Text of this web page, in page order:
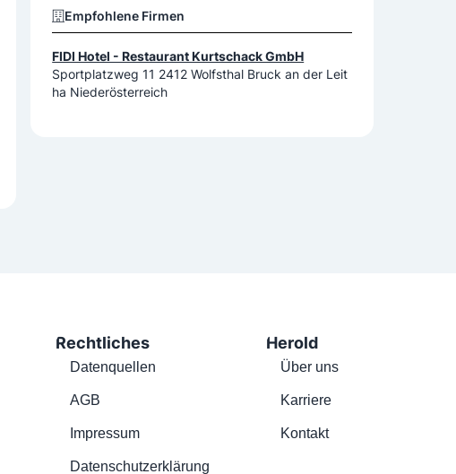
Empfohlene Firmen
FIDI Hotel - Restaurant Kurtschack GmbH
Sportplatzweg 11 2412 Wolfsthal Bruck an der Leit
ha Niederösterreich
Rechtliches
Datenquellen
AGB
Impressum
Datenschutzerklärung
Herold
Über uns
Karriere
Kontakt